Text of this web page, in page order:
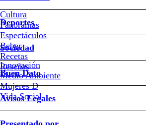
Cultura
Panoramas
Espectáculos
Beber
Recetas
Reseñas
Deportes
Sociedad
Innovación
Medio Ambiente
Mujeres D
Vida Social
Buen Dato
Avisos Legales
“Estamos
frente
a
hechos
Notas relacionadas
26 de Noviembre de 2025